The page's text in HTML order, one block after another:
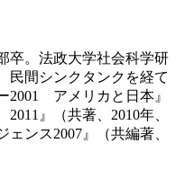
卒。法政大学社会科学研
民間シンクタンクを経て
2001 アメリカと日本』
』（共著、2010年、
ンス2007』（共編著、